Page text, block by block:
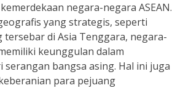
negara-negara ASEAN.
yang strategis, seperti
tersebar di Asia Tenggara, negara-
keunggulan dalam
serangan bangsa asing. Hal ini juga
para pejuang